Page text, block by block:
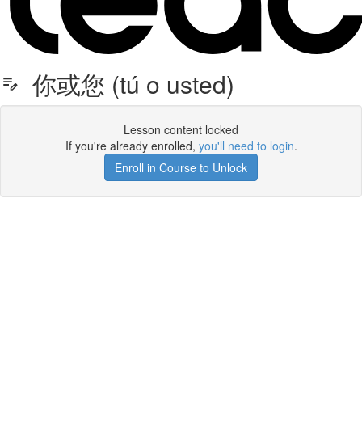
你或您 (tú o usted)
Lesson content locked
If you're already enrolled, you'll need to login.
Enroll in Course to Unlock